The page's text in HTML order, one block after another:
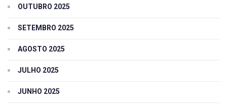
OUTUBRO 2025
SETEMBRO 2025
AGOSTO 2025
JULHO 2025
JUNHO 2025